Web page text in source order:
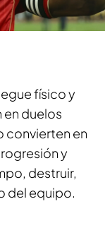
físico y
en duelos
convierten en
y
destruir,
del equipo.